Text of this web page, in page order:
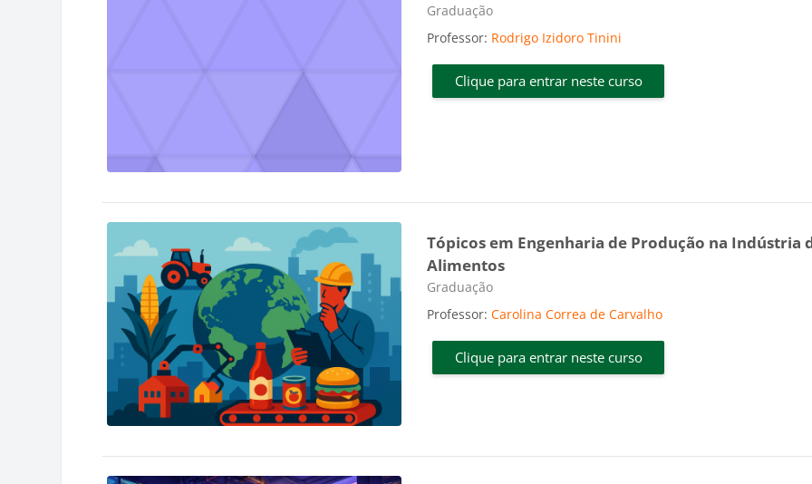
Categoria do curso
Graduação
Professor: Rodrigo Izidoro Tinini
Clique para entrar neste curso
Tópicos em Engenharia de Produção na Indústria
Alimentos
Categoria do curso
Graduação
Professor:Carolina Correa de Carvalho
Clique para entrar neste curso